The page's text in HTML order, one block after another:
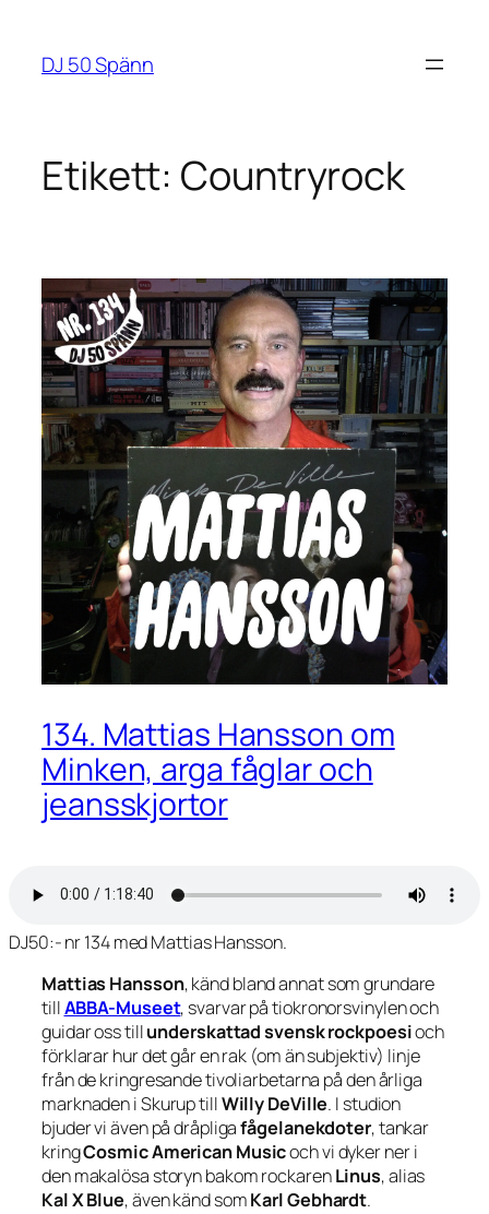
innehåll
DJ 50 Spänn
Etikett: Countryrock
134. Mattias Hansson om
Minken, arga fåglar och
jeansskjortor
DJ50:- nr 134 med Mattias Hansson.
Mattias Hansson, känd bland annat som grundare
tillABBA-Museet, svarvar på tiokronorsvinylen och
guidar oss tillunderskattad svensk rockpoesioch
förklarar hur det går en rak (om än subjektiv) linje
från de kringresande tivoliarbetarna på den årliga
marknaden i Skurup tillWilly DeVille. I studion
bjuder vi även på dråpligafågelanekdoter, tankar
kringCosmic American Musicoch vi dyker ner i
den makalösa storyn bakom rockarenLinus, alias
Kal X Blue, även känd somKarl Gebhardt.